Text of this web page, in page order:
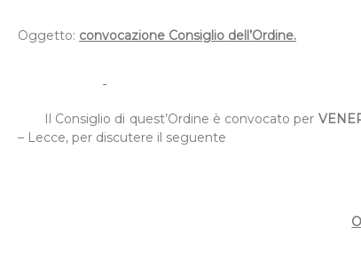
Oggetto: convocazione Consiglio dell’Ordine.
Il Consiglio di quest’Ordine è convocato per
– Lecce, per discutere il seguente